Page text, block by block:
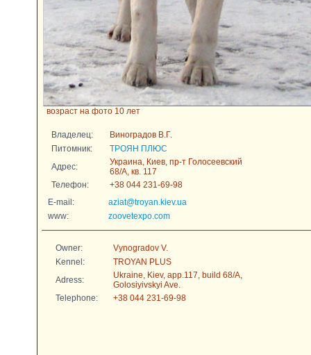
возраст на фото 10 лет
Владелец:
Виноградов В.Г.
Питомник:
ТРОЯН ПЛЮС
Адрес:
Украина, Киев, пр-т Голосеевский
68/А, кв. 117
Телефон:
+38 044 231-69-98
E-mail:
aziat@troyan.kiev.ua
www:
zoovetexpo.com
Owner:
Vynogradov V.
Kennel:
TROYAN PLUS
Adress:
Ukraine, Kiev, app.117, build 68/A,
Golosiyivskyi Ave.
Telephone:
+38 044 231-69-98